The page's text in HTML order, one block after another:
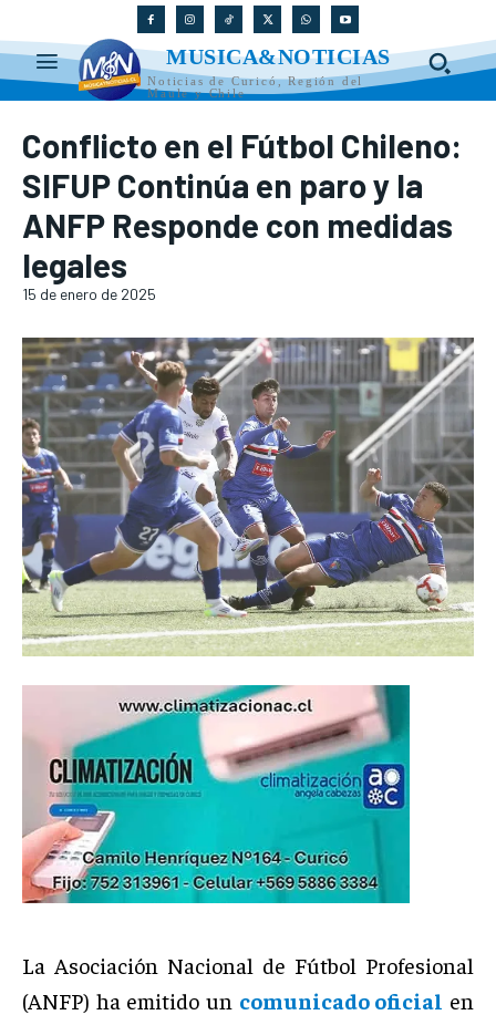
MUSICA&NOTICIAS
Noticias de Curicó, Región del
Maule y Chile
Conflicto en el Fútbol Chileno:
SIFUP Continúa en paro y la
ANFP Responde con medidas
legales
15 de enero de 2025
La Asociación Nacional de Fútbol Profesional
(ANFP) ha emitido un comunicado oficial en